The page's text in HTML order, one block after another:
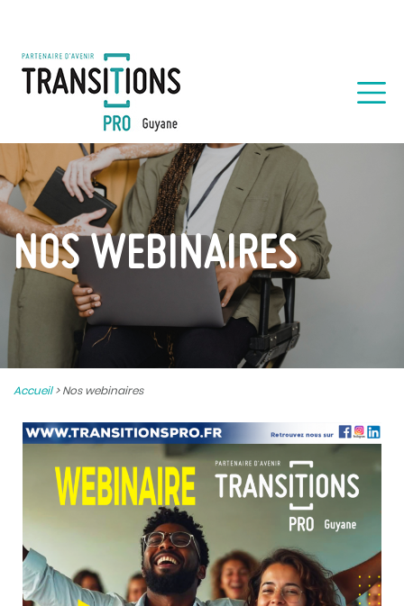
NOS WEBINAIRES
Accueil>Nos webinaires